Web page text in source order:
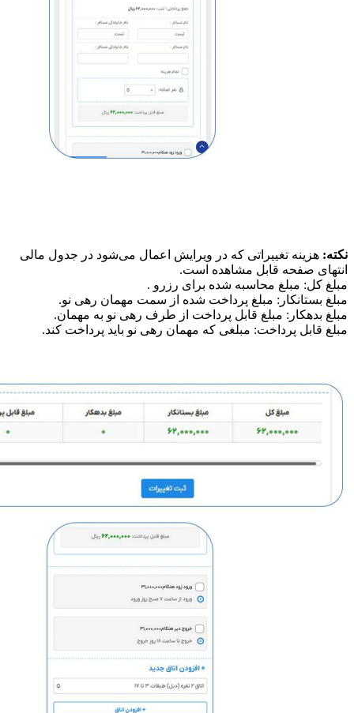
نکته: هزینه تغییراتی که در ویرایش اعمال می‌شود در جدول مالی
انتهای صفحه قابل مشاهده است.
مبلغ کل: مبلغ محاسبه شده برای رزرو .
مبلغ بستانکار: مبلغ پرداخت شده از سمت مهمان رهی نو.
مبلغ بدهکار: مبلغ قابل پرداخت از طرف رهی نو به مهمان.
مبلغ قابل پرداخت: مبلغی که مهمان رهی نو باید پرداخت کند.